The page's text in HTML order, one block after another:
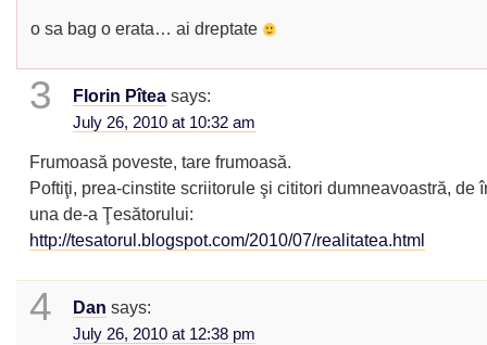
o sa bag o erata… ai dreptate
3 Florin Pîtea says:
July 26, 2010 at 10:32 am
Frumoasă poveste, tare frumoasă.
Poftiţi, prea-cinstite scriitorule şi cititori dumneavoastră, de
una de-a Ţesătorului:
http://tesatorul.blogspot.com/2010/07/realitatea.html
4 Dan says:
July 26, 2010 at 12:38 pm